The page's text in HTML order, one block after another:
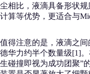
尘相比，液滴具备形状
计算等优势，更适合与
值得注意的是，液滴之
德华力约半个数量级[1]
生碰撞即视为成功团聚”